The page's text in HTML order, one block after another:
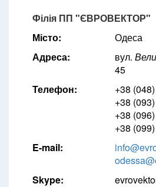
Філія ПП "ЄВРОВЕКТОР"
Місто:
Одеса
Адреса:
вул.
45
Телефон:
+38
+38
+38
+38
E-mail:
Skype: